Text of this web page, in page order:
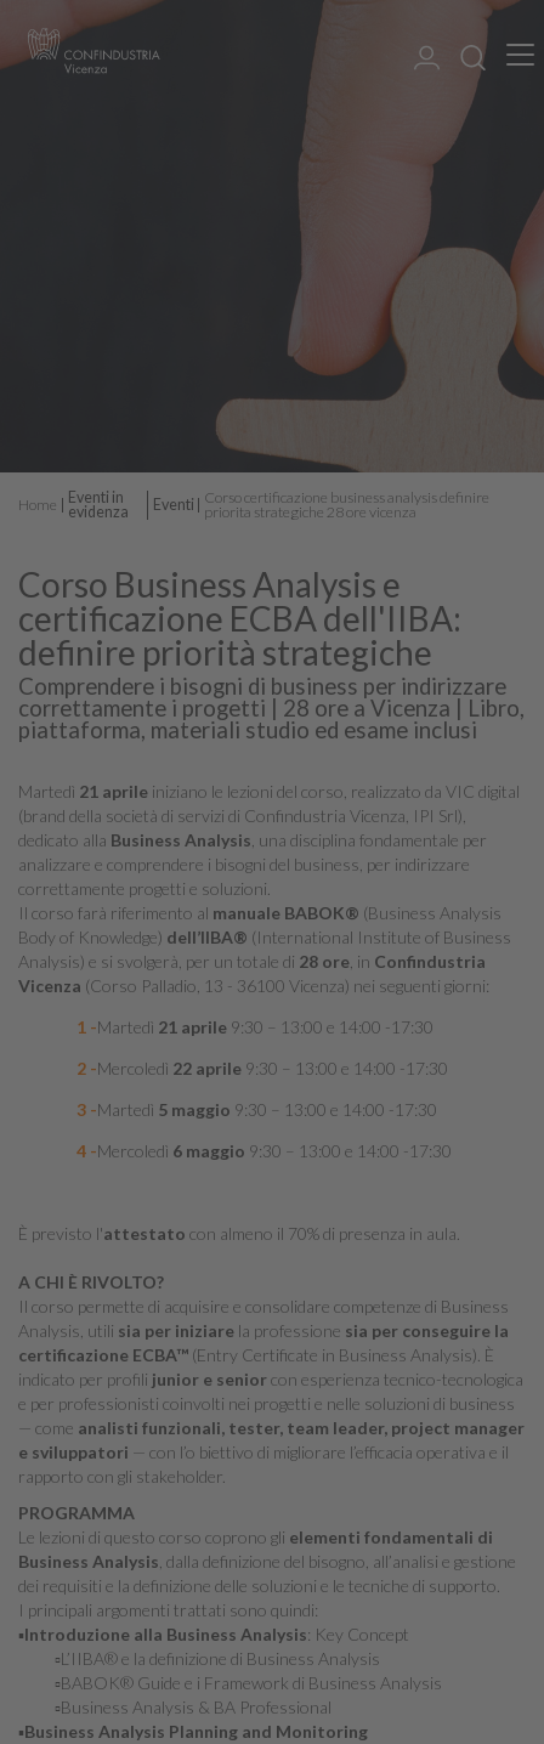
Home
Eventi in
evidenza
Eventi
Corso certificazione business analysis definire
priorita strategiche 28 ore vicenza
Corso Business Analysis e
certificazione ECBA dell'IIBA:
definire priorità strategiche
Comprendere i bisogni di business per indirizzare
correttamente i progetti | 28 ore a Vicenza | Libro,
piattaforma, materiali studio ed esame inclusi
Martedì 21 aprile iniziano le lezioni del corso, realizzato da VIC digital
(brand della società di servizi di Confindustria Vicenza, IPI Srl),
dedicato alla Business Analysis , una disciplina fondamentale per
analizzare e comprendere i bisogni del business, per indirizzare
correttamente progetti e soluzioni.
Il corso farà riferimento al manuale BABOK® (Business Analysis
Body of Knowledge) dell’IIBA® (International Institute of Business
Analysis) e si svolgerà, per un totale di 28 ore , in Confindustria
Vicenza (Corso Palladio, 13 - 36100 Vicenza) nei seguenti giorni:
Martedì 21 aprile 9:30 – 13:00 e 14:00 -17:30
Mercoledì 22 aprile 9:30 – 13:00 e 14:00 -17:30
Martedì 5 maggio 9:30 – 13:00 e 14:00 -17:30
Mercoledì 6 maggio 9:30 – 13:00 e 14:00 -17:30
È previsto l'attestato con almeno il 70% di presenza in aula.
A CHI È RIVOLTO?
Il corso permette di acquisire e consolidare competenze di Business
Analysis, utili sia per iniziare la professione sia per conseguire la
certificazione ECBA™ (Entry Certificate in Business Analysis). È
indicato per profili junior e seniorcon esperienza tecnico-tecnologica
e per professionisti coinvolti nei progetti e nelle soluzioni di business
— come analisti funzionali, tester, team leader, project manager
e sviluppatori — con l’o biettivo di migliorare l’efficacia operativa e il
rapporto con gli stakeholder.
PROGRAMMA
Le lezioni di questo corso coprono gli elementi fondamentali di
Business Analysis , dalla definizione del bisogno, all’analisi e gestione
dei requisiti e la definizione delle soluzioni e le tecniche di supporto.
I principali argomenti trattati sono quindi:
▪️Introduzione alla Business Analysis: Key Concept
▫️L’IIBA® e la definizione di Business Analysis
▫️BABOK® Guide e i Framework di Business Analysis
▫️Business Analysis & BA Professional
▪️Business Analysis Planning and Monitoring